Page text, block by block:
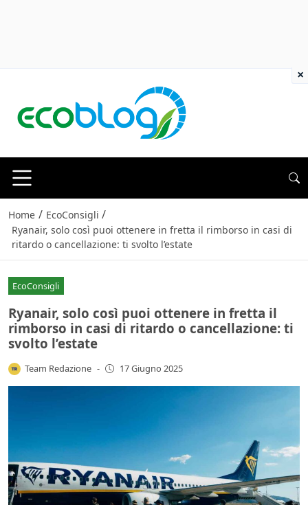
Home / EcoConsigli /
Ryanair, solo così puoi ottenere in fretta il rimborso in casi di
ritardo o cancellazione: ti svolto l’estate
EcoConsigli
Ryanair, solo così puoi ottenere in fretta il
rimborso in casi di ritardo o cancellazione: ti
svolto l’estate
Team Redazione - 17 Giugno 2025
×